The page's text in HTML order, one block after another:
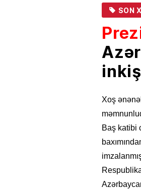
SON
Xoş
Baş katibi